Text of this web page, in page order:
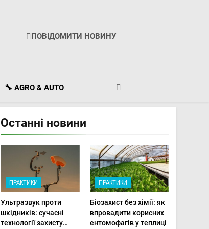
ПОВІДОМИТИ НОВИНУ
🔧 AGRO & AUTO
Останні новини
ПРАКТИКИ
Ультразвук проти
шкідників: сучасні
технології захисту
ПРАКТИКИ
Біозахист без хімії: як
впровадити корисних
ентомофагів у теплиці